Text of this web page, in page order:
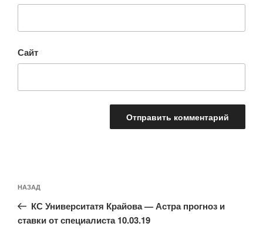
Сайт
по
записям
Предыдущая
запись:
НАЗАД
КС Университатя Крайова — Астра прогноз и
ставки от специалиста 10.03.19